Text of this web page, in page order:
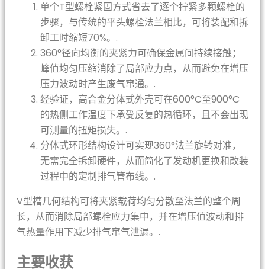
单个T型螺栓紧固方式省去了逐个拧紧多颗螺栓的
步骤，与传统的平头螺栓法兰相比，可将装配和拆
卸工时缩短70%。.
360°径向均衡的夹紧力可确保金属间持续接触；
峰值均匀压缩消除了局部应力点，从而避免在增压
压力波动时产生废气窜通。.
经验证，高合金分体式外壳可在600°C至900°C
的热侧工作温度下承受反复的热循环，且不会出现
可测量的扭矩损失。.
分体式环形结构设计可实现360°法兰旋转对准，
无需完全拆卸硬件，从而简化了发动机更换和改装
过程中的定制排气管布线。.
V型槽几何结构可将夹紧载荷均匀分散至法兰的整个周
长，从而消除局部螺栓应力集中，并在增压值波动和排
气热量作用下减少排气窜气泄漏。.
主要收获